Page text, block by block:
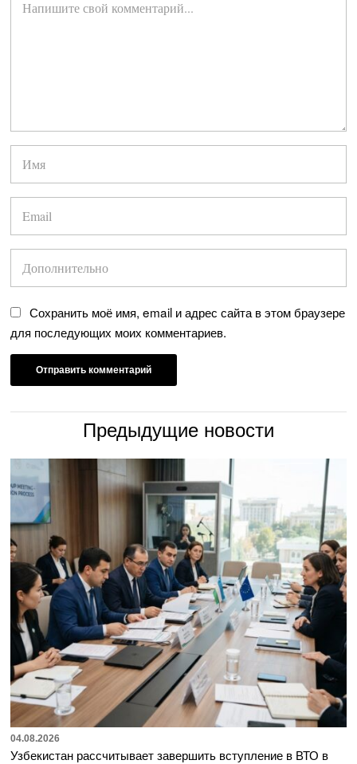
Сохранить моё имя, email и адрес сайта в этом браузере
для последующих моих комментариев.
Предыдущие новости
04.08.2026
Узбекистан рассчитывает завершить вступление в ВТО в